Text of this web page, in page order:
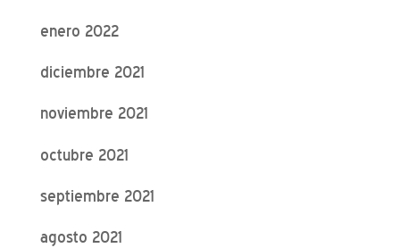
enero 2022
diciembre 2021
noviembre 2021
octubre 2021
septiembre 2021
agosto 2021